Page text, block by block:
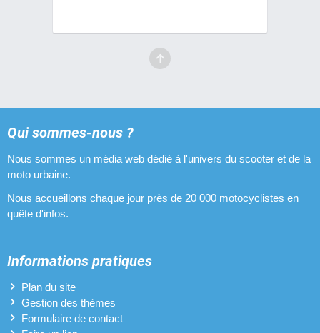
Qui sommes-nous ?
Nous sommes un média web dédié à l'univers du scooter et de la
moto urbaine.
Nous accueillons chaque jour près de 20 000 motocyclistes en
quête d'infos.
Informations pratiques
Plan du site
Gestion des thèmes
Formulaire de contact